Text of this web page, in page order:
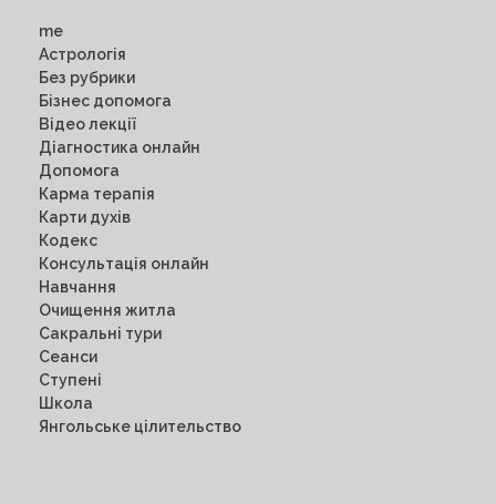
me
Астрологія
Без рубрики
Бізнес допомога
Відео лекції
Діагностика онлайн
Допомога
Карма терапія
Карти духів
Кодекс
Консультація онлайн
Навчання
Очищення житла
Сакральні тури
Сеанси
Ступені
Школа
Янгольське цілительство